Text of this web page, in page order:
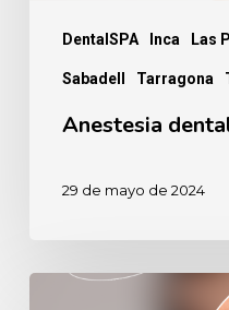
DentalSPA Inca Las
Sabadell Tarragona
Anestesia
29 de mayo de 2024